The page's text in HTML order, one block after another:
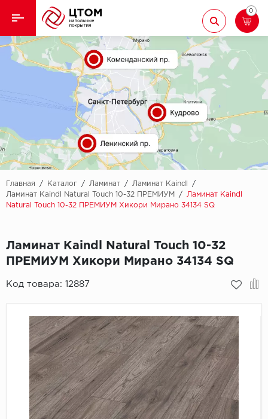
Назад
Кварцвиниловая плитка
Назад
Aberhof
Adelar
Alfa
AllureFloor
Alpine floor
Aquamax
Berry Alloc
Bonkeel
Classen
CorkArt Vinyl
CronaFloor
Ламинат
Ковролин
Линолеум
Паркет
Паркетная доска
Подложка
Пробковое покрытие
0
Главная / Каталог / Ламинат / Ламинат Kaindl
/
Ламинат Kaindl Natural Touch 10-32 ПРЕМИУМ
/
Ламинат Kaindl
Natural Touch 10-32 ПРЕМИУМ Хикори Мирано 34134 SQ
Ламинат Kaindl Natural Touch 10-32
ПРЕМИУМ Хикори Мирано 34134 SQ
Код товара: 12887